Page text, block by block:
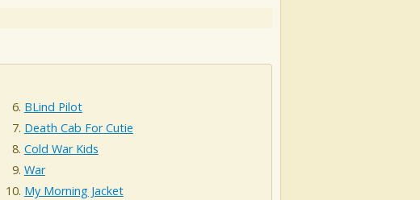
BLind Pilot
Death Cab For Cutie
Cold War Kids
War
My Morning Jacket